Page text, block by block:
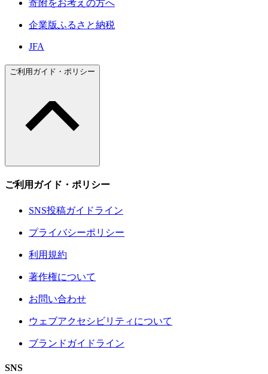
寄附をお考えの方へ
企業版ふるさと納税
JFA
ご利用ガイド・ポリシー
ご利用ガイド・ポリシー
SNS投稿ガイドライン
プライバシーポリシー
利用規約
著作権について
お問い合わせ
ウェブアクセシビリティについて
ブランドガイドライン
SNS